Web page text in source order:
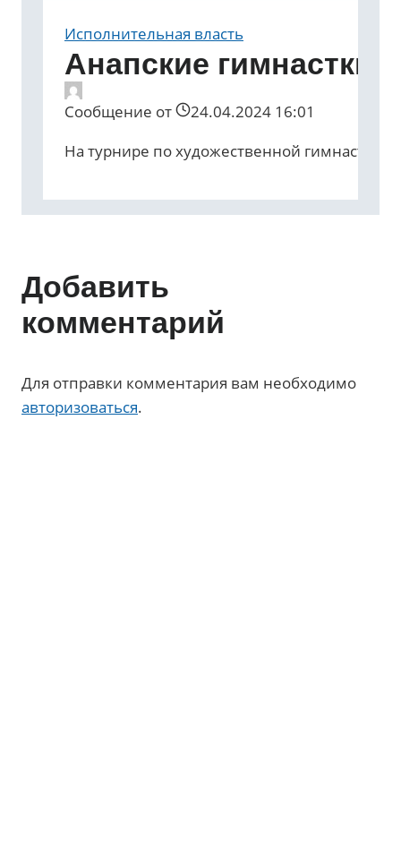
Исполнительная власть
Анапские гимнастки
Сообщение от
24.04.2024 16:01
На турнире по художественной
Добавить
комментарий
Для отправки комментария вам необходимо
авторизоваться.